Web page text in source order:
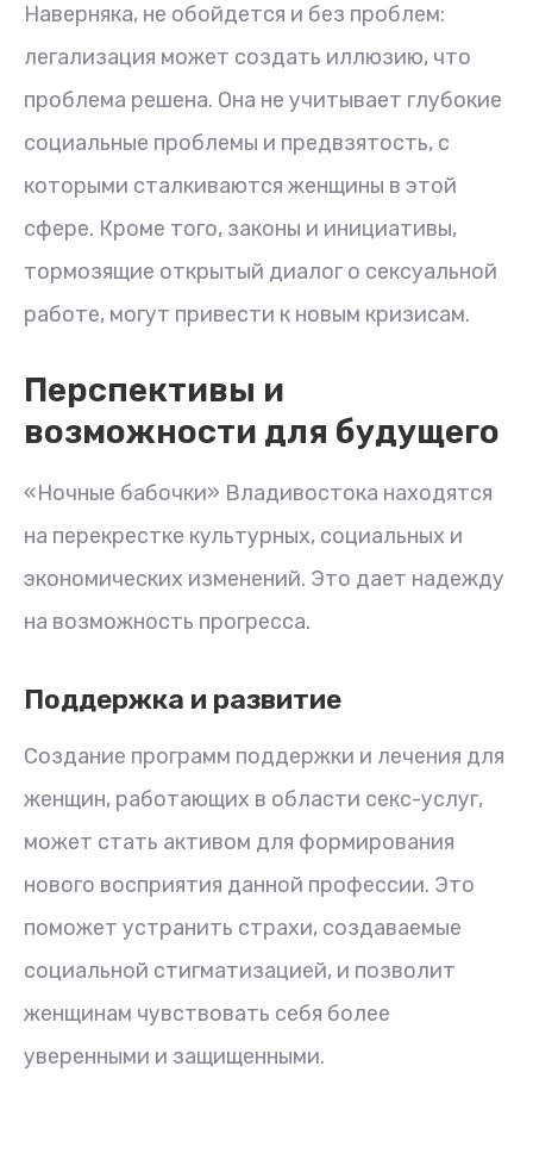
Наверняка, не обойдется и без проблем:
легализация может создать иллюзию, что
проблема решена. Она не учитывает глубокие
социальные проблемы и предвзятость, с
которыми сталкиваются женщины в этой
сфере. Кроме того, законы и инициативы,
тормозящие открытый диалог о сексуальной
работе, могут привести к новым кризисам.
Перспективы и
возможности для будущего
«Ночные бабочки» Владивостока находятся
на перекрестке культурных, социальных и
экономических изменений. Это дает надежду
на возможность прогресса.
Поддержка и развитие
Создание программ поддержки и лечения для
женщин, работающих в области секс-услуг,
может стать активом для формирования
нового восприятия данной профессии. Это
поможет устранить страхи, создаваемые
социальной стигматизацией, и позволит
женщинам чувствовать себя более
уверенными и защищенными.